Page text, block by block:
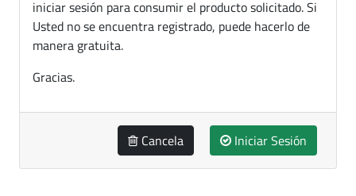
iniciar sesión para consumir el producto solicitado. Si
Usted no se encuentra registrado, puede hacerlo de
manera gratuita.
Gracias.
Cancela Iniciar Sesión